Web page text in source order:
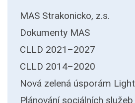
MAS Strakonicko, z.s.
Dokumenty MAS
CLLD 2021–2027
CLLD 2014–2020
Nová zelená úsporám Light
Plánování sociálních služeb